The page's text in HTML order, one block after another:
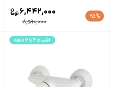
25%
8,590,000
6,442,000